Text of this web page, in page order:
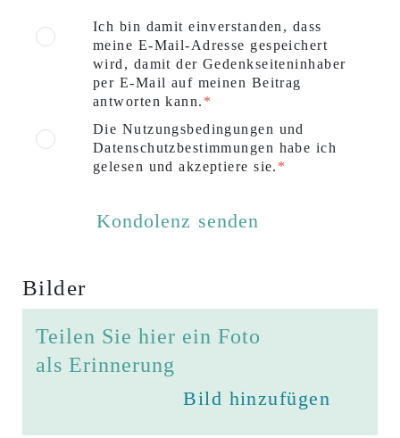
Ich bin damit einverstanden, dass
meine E-Mail-Adresse gespeichert
wird, damit der Gedenkseiteninhaber
per E-Mail auf meinen Beitrag
antworten kann.
Die Nutzungsbedingungen und
Datenschutzbestimmungen habe ich
gelesen und akzeptiere sie.
Bilder
Teilen Sie hier ein Foto
als Erinnerung
Bild hinzufügen